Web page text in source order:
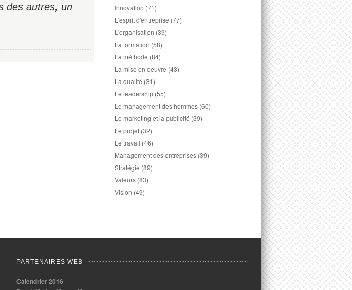
des autres, un
Innovation (71)
L'esprit d'entreprise (77)
L'organisation (39)
La formation (58)
La méthode (84)
La mise en oeuvre (43)
La qualité (31)
Le leadership (55)
Le management des hommes (60)
Le marketing et la publicité (39)
Le projet (32)
Le travail (46)
Management des entreprises (39)
Stratégie (89)
Valeurs (83)
Vision (49)
PARTENAIRES WEB
Calendrier 2016